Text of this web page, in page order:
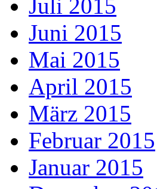
Juli 2015
Juni 2015
Mai 2015
April 2015
März 2015
Februar 2015
Januar 2015